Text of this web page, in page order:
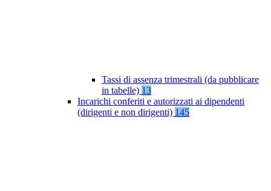
Tassi di assenza trimestrali (da pubblicare
in tabelle) 13
Incarichi conferiti e autorizzati ai dipendenti
(dirigenti e non dirigenti) 145